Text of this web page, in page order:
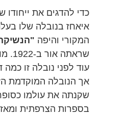
כדי להדגים את ייחודו
איאחז בנובלה שלו
המקורי והיפה
שראתה
עוד לפני נובלה זו כמה
אך הנובלה המוקדמת
שקנתה את עולמו
בספרות הצרפתית